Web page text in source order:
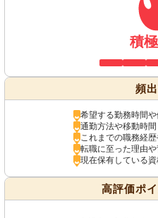
積
頻
希望する勤務時間
通勤方法や移動時間
これまでの職務経
転職に至った理由
現在保有している
高評価ポ